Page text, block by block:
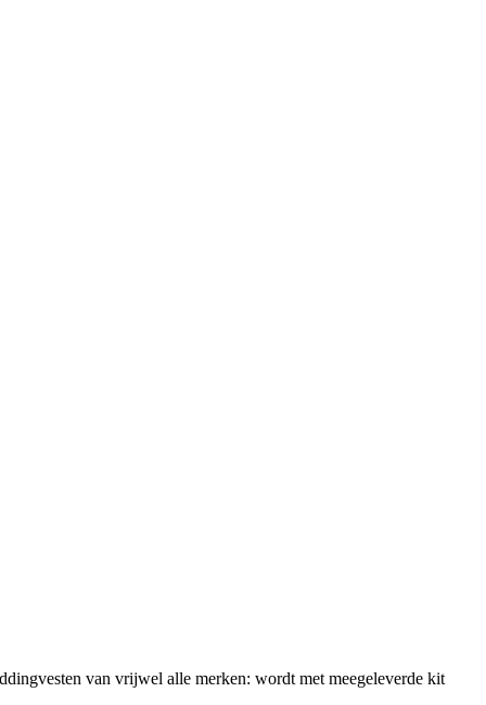
van vrijwel alle merken: wordt met meegeleverde kit